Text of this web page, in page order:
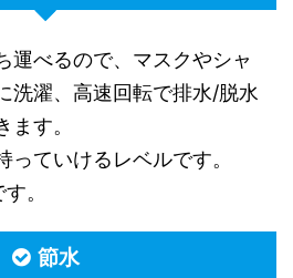
運べるので、マスクやシャ
洗濯、高速回転で排水/脱水
す。
ていけるレベルです。
。
節水